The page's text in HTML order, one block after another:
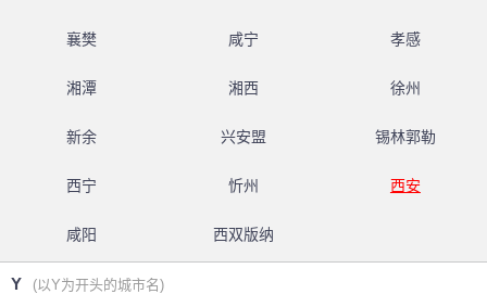
襄樊 咸宁 孝感
湘潭 湘西 徐州
新余 兴安盟 锡林郭勒
西宁 忻州 西安
咸阳 西双版纳
Y (以Y为开头的城市名)